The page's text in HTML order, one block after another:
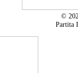
©
Partita